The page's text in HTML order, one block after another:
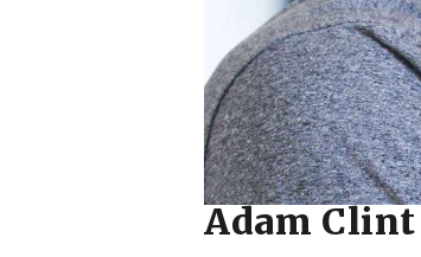
Adam Clint